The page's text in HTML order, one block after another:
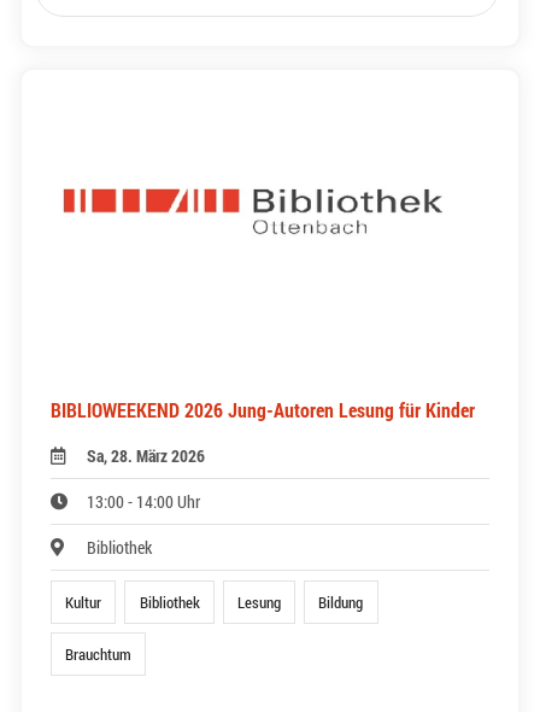
BIBLIOWEEKEND 2026 Jung-Autoren Lesung für Kinder
Sa, 28. März 2026
13:00 - 14:00 Uhr
Bibliothek
Kultur Bibliothek Lesung Bildung
Brauchtum